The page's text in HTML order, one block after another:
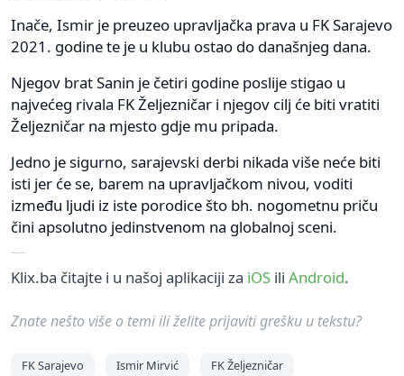
Inače, Ismir je preuzeo upravljačka prava u FK Sarajevo
2021. godine te je u klubu ostao do današnjeg dana.
Njegov brat Sanin je četiri godine poslije stigao u
najvećeg rivala FK Željezničar i njegov cilj će biti vratiti
Željezničar na mjesto gdje mu pripada.
Jedno je sigurno, sarajevski derbi nikada više neće biti
isti jer će se, barem na upravljačkom nivou, voditi
između ljudi iz iste porodice što bh. nogometnu priču
čini apsolutno jedinstvenom na globalnoj sceni.
Klix.ba čitajte i u našoj aplikaciji za iOS ili Android.
Znate nešto više o temi ili želite prijaviti grešku u tekstu?
FK Sarajevo Ismir Mirvić FK Željezničar